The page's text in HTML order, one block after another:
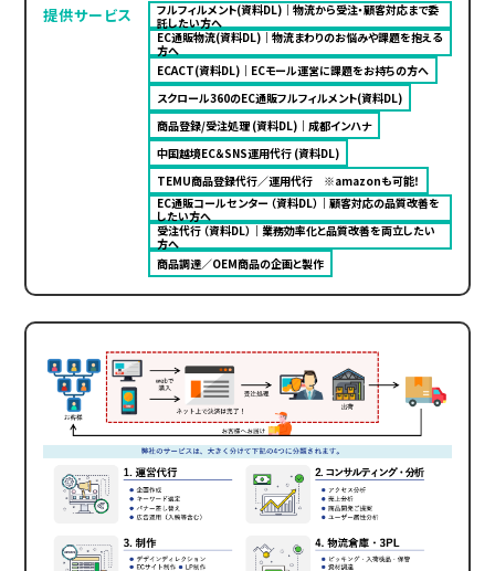
提供サービス
フルフィルメント(資料DL)｜物流から受注・顧客対応まで委
託したい方へ
EC通販物流(資料DL)｜物流まわりのお悩みや課題を抱える
方へ
ECACT(資料DL)｜ECモール運営に課題をお持ちの方へ
スクロール360のEC通販フルフィルメント(資料DL)
商品登録/受注処理 (資料DL)｜成都インハナ
中国越境EC＆SNS運用代行 (資料DL)
TEMU商品登録代行／運用代行 ※amazonも可能！
EC通販コールセンター （資料DL）｜顧客対応の品質改善を
したい方へ
受注代行 （資料DL）｜業務効率化と品質改善を両立したい
方へ
商品調達／OEM商品の企画と製作